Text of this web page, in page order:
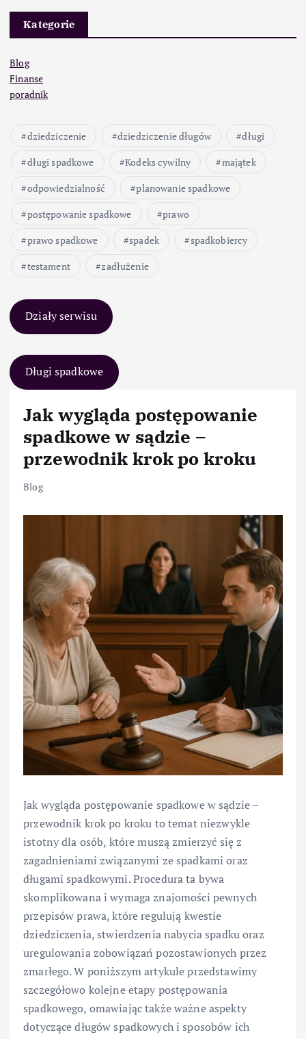
Kategorie
Blog
Finanse
poradnik
dziedziczenie dziedziczenie długów
długi
długi spadkowe
Kodeks cywilny
majątek
odpowiedzialność
planowanie spadkowe
postępowanie spadkowe
prawo
prawo spadkowe
spadek
spadkobiercy
testament
zadłużenie
Działy serwisu
Długi spadkowe
Jak wygląda postępowanie
spadkowe w sądzie –
przewodnik krok po kroku
Blog
Jak wygląda postępowanie spadkowe w sądzie –
przewodnik krok po kroku to temat niezwykle
istotny dla osób, które muszą zmierzyć się z
zagadnieniami związanymi ze spadkami oraz
długami spadkowymi. Procedura ta bywa
skomplikowana i wymaga znajomości pewnych
przepisów prawa, które regulują kwestie
dziedziczenia, stwierdzenia nabycia spadku oraz
uregulowania zobowiązań pozostawionych przez
zmarłego. W poniższym artykule przedstawimy
szczegółowo kolejne etapy postępowania
spadkowego, omawiając także ważne aspekty
dotyczące długów spadkowych i sposobów ich